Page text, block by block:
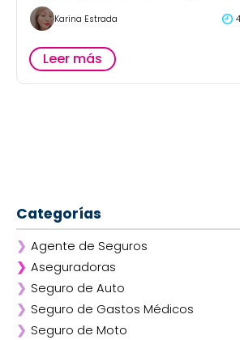
Karina Estrada
Leer más
Categorías
❯ Agente de Seguros
❯ Aseguradoras
❯ Afirme
❯ ANA
❯ AXA
❯ Seguro de Auto
❯ Seguro de Gastos Médicos
❯ Seguro de Moto